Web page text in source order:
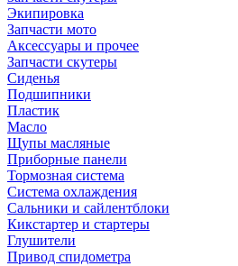
Экипировка
Запчасти мото
Аксессуары и прочее
Запчасти скутеры
Сиденья
Подшипники
Пластик
Масло
Щупы масляные
Приборные панели
Тормозная система
Система охлаждения
Сальники и сайлентблоки
Кикстартер и стартеры
Глушители
Привод спидометра